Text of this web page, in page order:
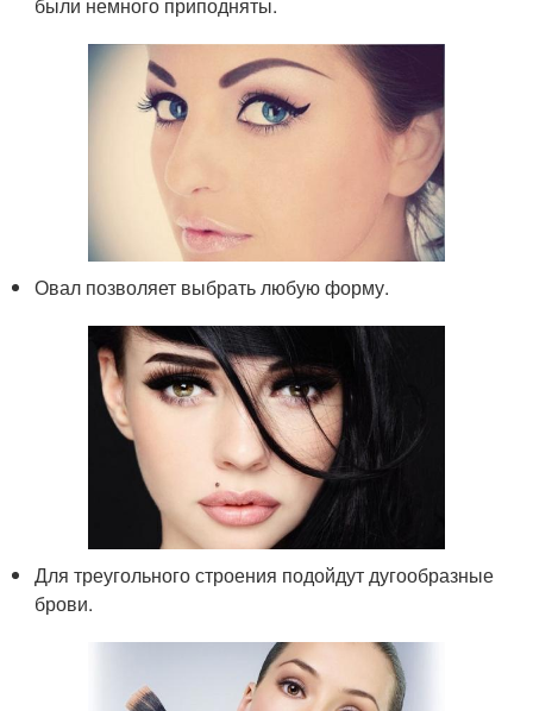
Овал позволяет выбрать любую форму.
Для треугольного строения подойдут дугообразные
брови.